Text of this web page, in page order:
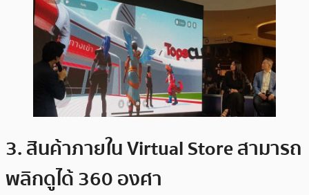
3. สินค้าภายใน Virtual Store สามารถ
พลิกดูได้ 360 องศา